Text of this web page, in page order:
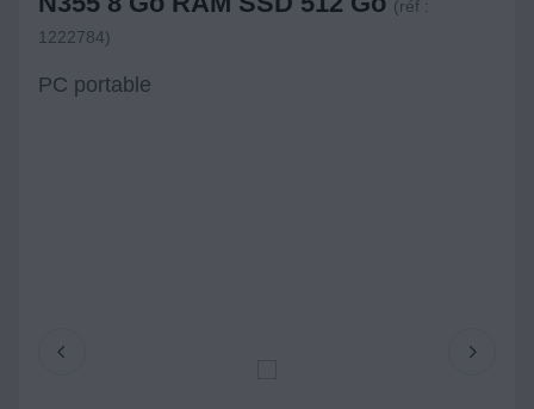
(réf :
1222784)
PC portable